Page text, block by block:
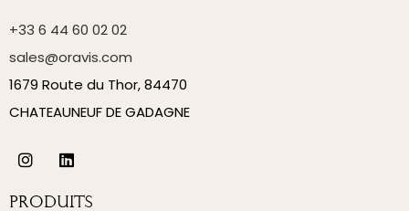
+33 6 44 60 02 02
sales@oravis.com
1679 Route du Thor, 84470
CHATEAUNEUF DE GADAGNE
Produits